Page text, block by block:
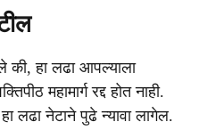
की, हा लढा आपल्याला
महामार्ग रद्द होत नाही.
हा लढा नेटाने पुढे न्यावा लागेल.